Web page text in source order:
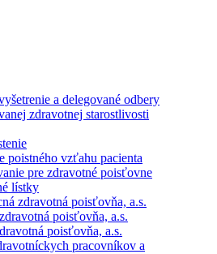
a delegované odbery
zdravotnej starostlivosti
poistného vzťahu pacienta
pre zdravotné poisťovne
lístky
zdravotná poisťovňa, a.s.
poisťovňa, a.s.
poisťovňa, a.s.
pracovníkov a